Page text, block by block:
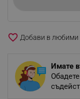
favorite_border
Имате